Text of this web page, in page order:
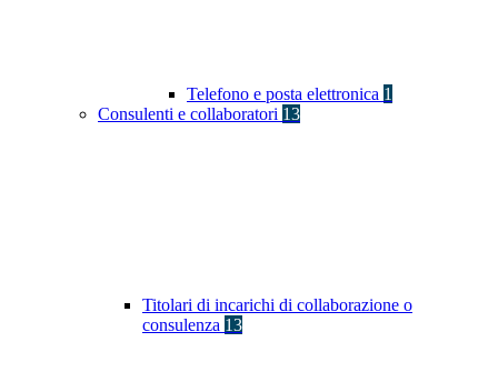
Telefono e posta elettronica 1
Consulenti e collaboratori 13
Titolari di incarichi di collaborazione o
consulenza 13